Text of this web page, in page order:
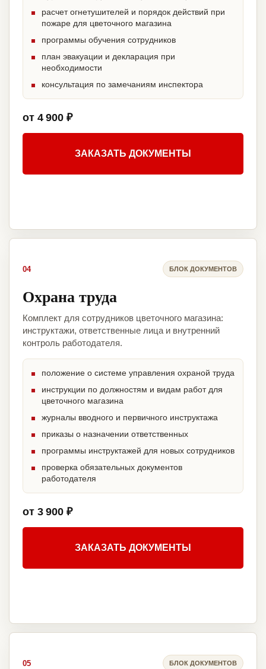
расчет огнетушителей и порядок действий при
пожаре для цветочного магазина
программы обучения сотрудников
план эвакуации и декларация при
необходимости
консультация по замечаниям инспектора
от 4 900 ₽
ЗАКАЗАТЬ ДОКУМЕНТЫ
04 БЛОК ДОКУМЕНТОВ
Охрана труда
Комплект для сотрудников цветочного магазина:
инструктажи, ответственные лица и внутренний
контроль работодателя.
положение о системе управления охраной труда
инструкции по должностям и видам работ для
цветочного магазина
журналы вводного и первичного инструктажа
приказы о назначении ответственных
программы инструктажей для новых сотрудников
проверка обязательных документов
работодателя
от 3 900 ₽
ЗАКАЗАТЬ ДОКУМЕНТЫ
05 БЛОК ДОКУМЕНТОВ